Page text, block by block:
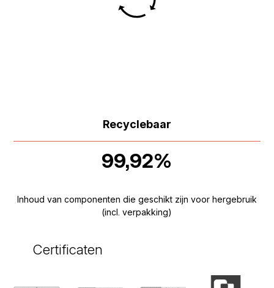
Recyclebaar
99,92%
Inhoud van componenten die geschikt zijn voor hergebruik
(incl. verpakking)
Certificaten